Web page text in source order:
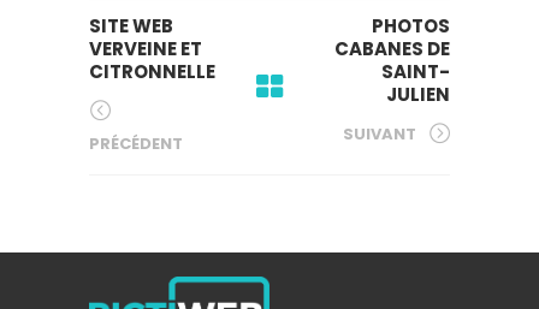
SITE WEB
VERVEINE ET
CITRONNELLE
PRÉCÉDENT
PHOTOS
CABANES DE
SAINT-
JULIEN
SUIVANT